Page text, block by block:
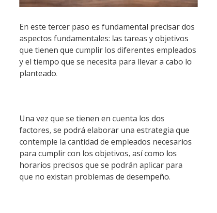
En este tercer paso es fundamental precisar dos
aspectos fundamentales: las tareas y objetivos
que tienen que cumplir los diferentes empleados
y el tiempo que se necesita para llevar a cabo lo
planteado.
Una vez que se tienen en cuenta los dos
factores, se podrá elaborar una estrategia que
contemple la cantidad de empleados necesarios
para cumplir con los objetivos, así como los
horarios precisos que se podrán aplicar para
que no existan problemas de desempeño.